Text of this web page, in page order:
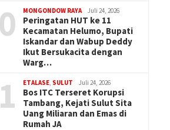
MONGONDOW RAYA Juli 24, 2026
Peringatan HUT ke 11
Kecamatan Helumo, Bupati
Iskandar dan Wabup Deddy
Ikut Bersukacita dengan
Warg…
ETALASE SULUT Juli 24, 2026
Bos ITC Terseret Korupsi
Tambang, Kejati Sulut Sita
Uang Miliaran dan Emas di
Rumah JA